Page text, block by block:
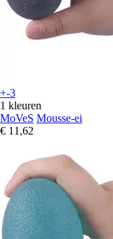
+-3
1 kleuren
MoVeS Mousse-ei
€ 11,62